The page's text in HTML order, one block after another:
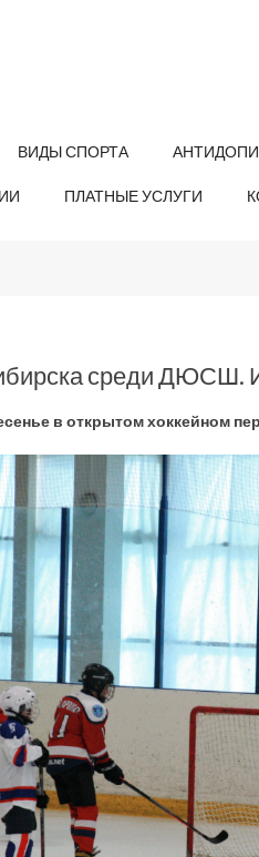
ВИДЫ СПОРТА
ПЛАТНЫЕ УСЛУГИ
среди ДЮСШ.
в открытом хоккейном